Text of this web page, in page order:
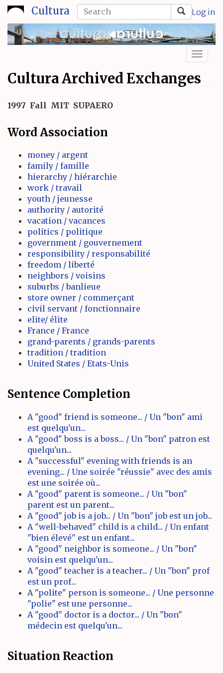
Skip
to
main
content
Cultura Log in
Search
form
Search
Cultura Archived Exchanges
1997 Fall MIT SUPAERO
Word Association
money / argent
family / famille
hierarchy / hiérarchie
work / travail
youth / jeunesse
authority / autorité
vacation / vacances
politics / politique
government / gouvernement
responsibility / responsabilité
freedom / liberté
neighbors / voisins
suburbs / banlieue
store owner / commerçant
civil servant / fonctionnaire
elite/ élite
France / France
grand-parents / grands-parents
tradition / tradition
United States / Etats-Unis
Sentence Completion
A "good" friend is someone... / Un "bon" ami
est quelqu'un...
A "good" boss is a boss... / Un "bon" patron est
quelqu'un...
A "successful" evening with friends is an
evening... / Une soirée "réussie" avec des amis
est une soirée où...
A "good" parent is someone... / Un "bon"
parent est un parent...
A "good" job is a job... / Un "bon" job est un job...
A "well-behaved" child is a child... / Un enfant
"bien élevé" est un enfant...
A "good" neighbor is someone... / Un "bon"
voisin est quelqu'un...
A "good" teacher is a teacher... / Un "bon" prof
est un prof...
A "polite" person is someone... / Une personne
"polie" est une personne...
A "good" doctor is a doctor... / Un "bon"
médecin est quelqu'un...
Situation Reaction